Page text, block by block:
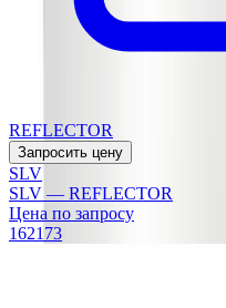
REFLECTOR
Запросить цену
SLV
SLV — REFLECTOR
Цена по запросу
162173